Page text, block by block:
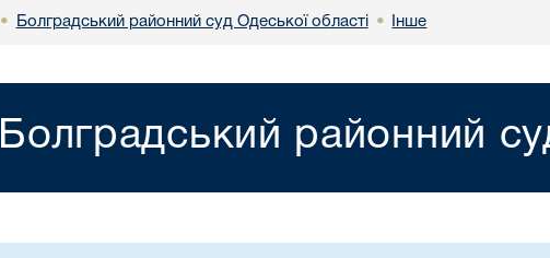
• Болградський районний суд Одеської області • Інше
Болградський районний